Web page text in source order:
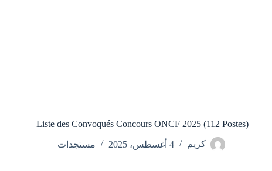
Liste des Convoqués Concours ONCF 2025 (112 Postes)
كريم 4 أغسطس، 2025 مستجدات